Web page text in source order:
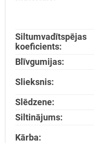
Siltumvadītspējas
koeficients:
Blīvgumijas:
Slieksnis:
Slēdzene:
Siltinājums:
Kārba: